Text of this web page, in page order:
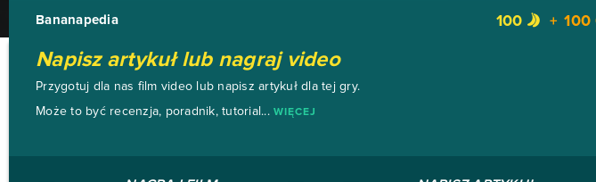
Bananapedia 100 100
Napisz artykuł lub nagraj video
Przygotuj dla nas film video lub napisz artykuł dla tej gry.
Może to być recenzja, poradnik, tutorial... WIĘCEJ